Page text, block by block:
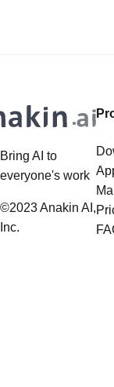
AI Werkzeuge
Bring AI to
everyone's work
©2023 Anakin AI,
Inc.